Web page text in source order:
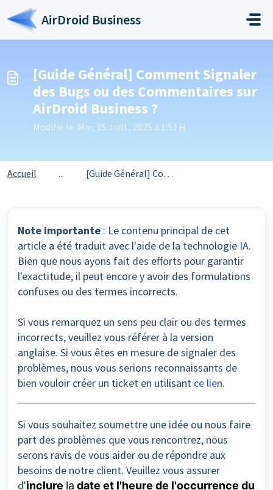
Passer au contenu principal
AirDroid Business
[Guide Général] Comment Signaler
des Bugs ou des Commentaires sur
AirDroid Business ?
Modifié le Mar, 15 Juill., 2025 à 1:51 H
Accueil ... [Guide Général] Comment Signaler des Bugs ou des Commenta...
Note importante : Le contenu principal de cet
article a été traduit avec l'aide de la technologie IA.
Bien que nous ayons fait des efforts pour garantir
l'exactitude, il peut encore y avoir des formulations
confuses ou des termes incorrects.
Si vous remarquez un sens peu clair ou des termes
incorrects, veuillez vous référer à la version
anglaise. Si vous êtes en mesure de signaler des
problèmes, nous vous serions reconnaissants de
bien vouloir créer un ticket en utilisant ce lien.
Si vous souhaitez soumettre une idée ou nous faire
part des problèmes que vous rencontrez, nous
serons ravis de vous aider ou de répondre aux
besoins de notre client. Veuillez vous assurer
d'inclure la date et l'heure de l'occurrence du